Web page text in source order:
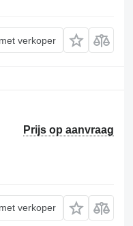
verkoper
Prijs op aanvraag
verkoper